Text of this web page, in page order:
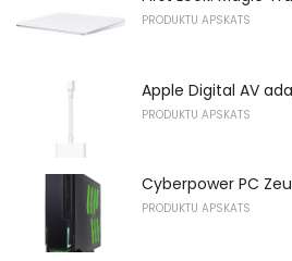
PRODUKTU APSKATS
Apple Digital AV
PRODUKTU APSKATS
Cyberpower PC
PRODUKTU APSKATS